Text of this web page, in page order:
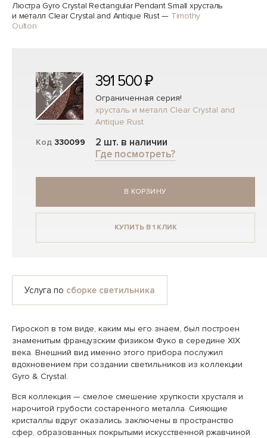
Люстра Gyro Crystal Rectangular Pendant Small хрусталь
и металл Clear Crystal and Antique Rust— Timothy
Oulton
Код 330099
391 500 ₽
Ограниченная серия!
хрусталь и металл Clear Crystal and
Antique Rust
2 шт. в наличии
Где посмотреть?
В КОРЗИНУ
КУПИТЬ В 1 КЛИК
Услуга по сборке светильника
Гироскоп в том виде, каким мы его знаем, был построен
знаменитым французским физиком Фуко в середине XIX
века. Внешний вид именно этого прибора послужил
вдохновением при создании светильников из коллекции
Gyro & Crystal.
Вся коллекция — смелое смешение хрупкости хрусталя и
нарочитой грубости состаренного металла. Сияющие
кристаллы вдруг оказались заключены в пространство
сфер, образованных покрытыми искусственной ржавчиной